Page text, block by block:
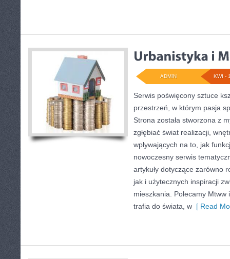
KWI -
ADMIN
Serwis poświęcony sztuce
przestrzeń, w którym pasja
Strona została stworzona z
zgłębiać świat realizacji,
wpływających na to, jak
nowoczesny serwis
artykuły dotyczące zarówno
jak i użytecznych inspiracji
mieszkania. Polecamy Mtww
trafia do świata, w [ Read